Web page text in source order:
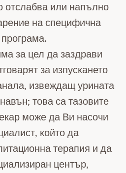
отслабва или напълно
на специфична
за цел да заздрави
за изпускането
извеждащ урината
това са тазовите
може да Ви насочи
който да
терапия и да
център,